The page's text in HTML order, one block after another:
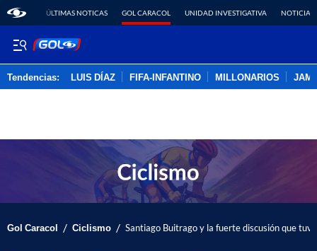
ÚLTIMAS NOTICAS GOL CARACOL UNIDAD INVESTIGATIVA NOTICIAS
Tendencias: LUIS DÍAZ FIFA-INFANTINO MILLONARIOS
Gol Caracol / Ciclismo / Santiago Buitrago y la fuerte discusión que